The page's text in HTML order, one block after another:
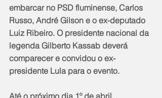
embarcar no PSD fluminense, Carlos
Russo, André Gilson e o ex-deputado
Luiz Ribeiro. O presidente nacional da
legenda Gilberto Kassab deverá
comparecer e convidou o ex-
presidente Lula para o evento.
Até o próximo dia 1º de abril,